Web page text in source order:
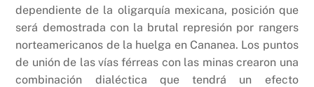
dependiente de la oligarquía mexicana, posición que
será demostrada con la brutal represión por rangers
norteamericanos de la huelga en Cananea. Los puntos
de unión de las vías férreas con las minas crearon una
combinación dialéctica que tendrá un efecto